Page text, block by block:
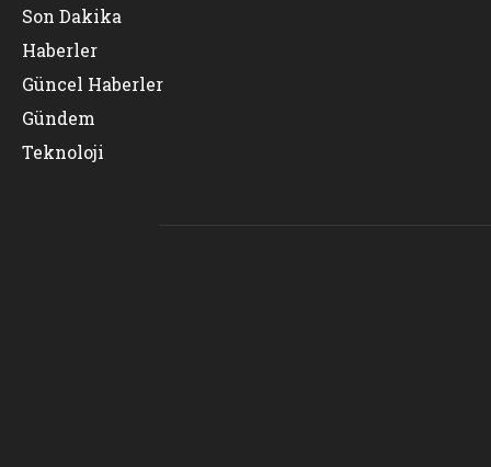
Son Dakika
Haberler
Güncel Haberler
Gündem
Teknoloji